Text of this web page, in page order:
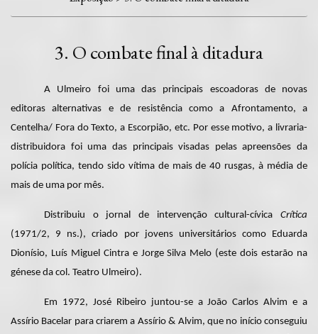
3. O combate final à ditadura
A Ulmeiro foi uma das principais escoadoras de novas
editoras alternativas e de resistência como a Afrontamento, a
Centelha/ Fora do Texto, a Escorpião, etc. Por esse motivo, a livraria-
distribuidora foi uma das principais visadas pelas apreensões da
polícia política, tendo sido vítima de mais de 40 rusgas, à média de
mais de uma por mês.
Distribuiu o jornal de intervenção cultural-cívica Crítica
(1971/2, 9 ns.), criado por jovens universitários como Eduarda
Dionísio, Luís Miguel Cintra e Jorge Silva Melo (este dois estarão na
génese da col. Teatro Ulmeiro).
Em 1972, José Ribeiro juntou-se a João Carlos Alvim e a
Assírio Bacelar para criarem a Assírio & Alvim, que no início conseguiu